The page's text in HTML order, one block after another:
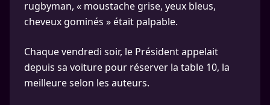
rugbyman, « moustache grise, yeux bleus,
cheveux gominés » était palpable.
Chaque vendredi soir, le Président appelait
depuis sa voiture pour réserver la table 10, la
meilleure selon les auteurs.